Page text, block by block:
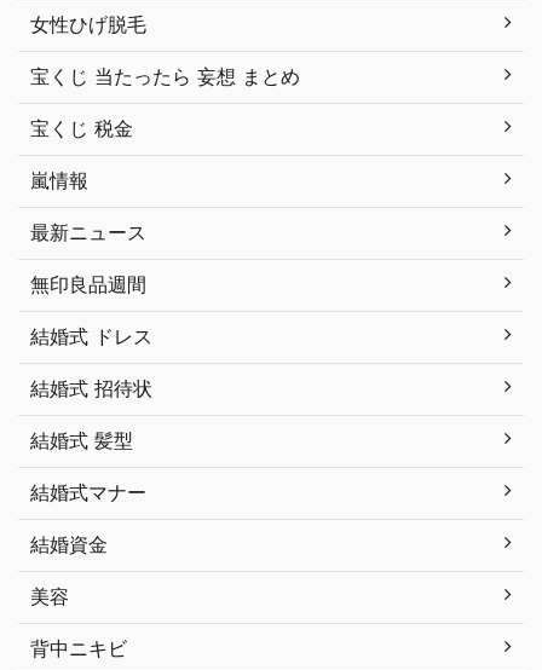
女性ひげ脱毛
宝くじ 当たったら 妄想 まとめ
宝くじ 税金
嵐情報
最新ニュース
無印良品週間
結婚式 ドレス
結婚式 招待状
結婚式 髪型
結婚式マナー
結婚資金
美容
背中ニキビ